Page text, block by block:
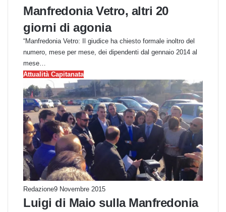
Manfredonia Vetro, altri 20
giorni di agonia
“Manfredonia Vetro: Il giudice ha chiesto formale inoltro del
numero, mese per mese, dei dipendenti dal gennaio 2014 al
mese…
Attualità Capitanata
Redazione9 Novembre 2015
Luigi di Maio sulla Manfredonia